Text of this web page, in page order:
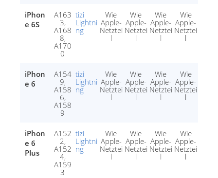
iPhon
e 6S
A163
3,
A168
8,
A170
0
tizi
Lightni
ng
Wie
Apple-
Netztei
l
Wie
Apple-
Netztei
l
Wie
Apple-
Netztei
l
Wie
Apple-
Netztei
l
iPhon
e 6
A154
9,
A158
6,
A158
9
tizi
Lightni
ng
Wie
Apple-
Netztei
l
Wie
Apple-
Netztei
l
Wie
Apple-
Netztei
l
Wie
Apple-
Netztei
l
iPhon
e 6
Plus
A152
2,
A152
4,
A159
3
tizi
Lightni
ng
Wie
Apple-
Netztei
l
Wie
Apple-
Netztei
l
Wie
Apple-
Netztei
l
Wie
Apple-
Netztei
l